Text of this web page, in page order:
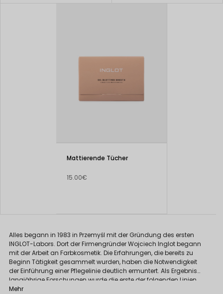
Mattierende Tücher
15.00€
Alles begann in 1983 in Przemyśl mit der Gründung des ersten
INGLOT-Labors. Dort der Firmengründer Wojciech Inglot begann
mit der Arbeit an Farbkosmetik. Die Erfahrungen, die bereits zu
Beginn Tätigkeit gesammelt wurden, haben die Notwendigkeit
der Einführung einer Pflegelinie deutlich ermuntert. Als Ergebnis
langjährige Forschungen wurde die erste der folgenden Linien
geschaffen, INGLOT Lab Hydrating Day Serum und Revitalizing
Mehr